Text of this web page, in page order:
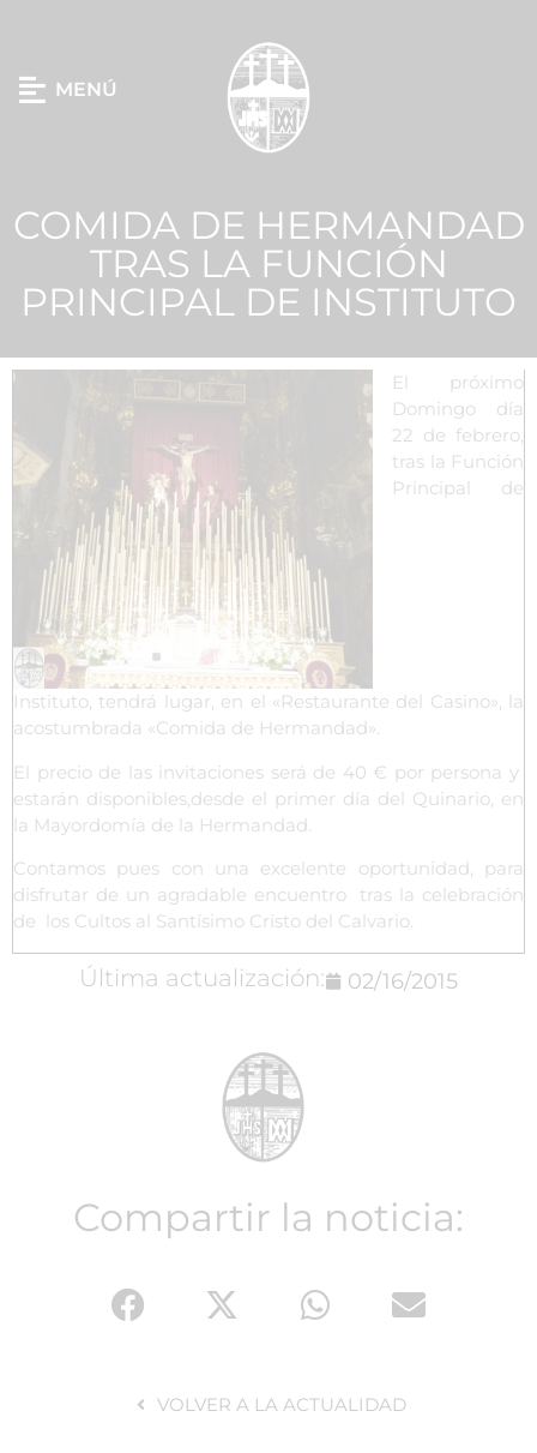
MENÚ
COMIDA DE HERMANDAD
TRAS LA FUNCIÓN
PRINCIPAL DE INSTITUTO
El próximo
Domingo día
22 de febrero,
tras la Función
Principal de
Instituto, tendrá lugar, en el «Restaurante del Casino», la
acostumbrada «Comida de Hermandad».
El precio de las invitaciones será de 40 € por persona y
estarán disponibles,desde el primer día del Quinario, en
la Mayordomía de la Hermandad.
Contamos pues con una excelente oportunidad, para
disfrutar de un agradable encuentro tras la celebración
de los Cultos al Santísimo Cristo del Calvario.
Última actualización: 02/16/2015
Compartir la noticia:
VOLVER A LA ACTUALIDAD